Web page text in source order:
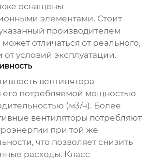
оснащены
элементами. Стоит
производителем
отличаться от реального,
от условий эксплуатации.
вентилятора
его потребляемой мощностью
(м3/ч). Более
вентиляторы потребляют
при той же
что позволяет снизить
расходы. Класс